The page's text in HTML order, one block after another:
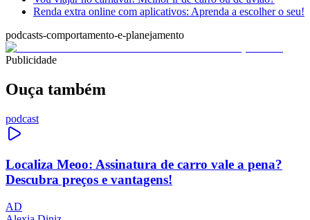
Renda extra online com aplicativos: Aprenda a escolher o seu!
podcasts-comportamento-e-planejamento
Publicidade
Ouça também
podcast
Localiza Meoo: Assinatura de carro vale a pena?
Descubra preços e vantagens!
AD